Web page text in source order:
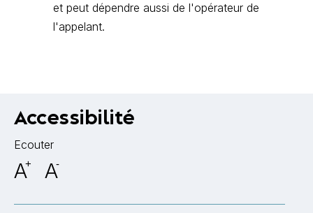
et peut dépendre aussi de l'opérateur de
l'appelant.
Accessibilité
Ecouter
A+ A-